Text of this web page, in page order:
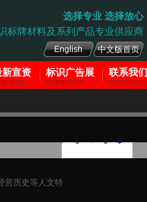
选择专业 选择放心
标牌材料及系列产品专业供应商
中文版首页
English
新宣资 标识广告展 联系我们
营历史等人文特